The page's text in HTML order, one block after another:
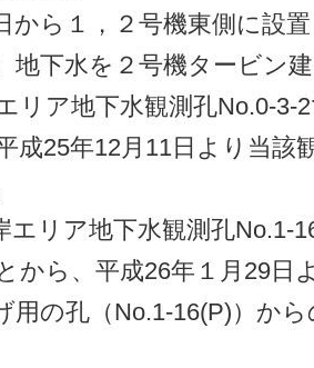
から１，２号機東側に設
地下水を２号機タービン
リア地下水観測孔No.0-
成25年12月11日より当該
エリア地下水観測孔No.1-
から、平成26年１月29日
用の孔（No.1-16(P)）か